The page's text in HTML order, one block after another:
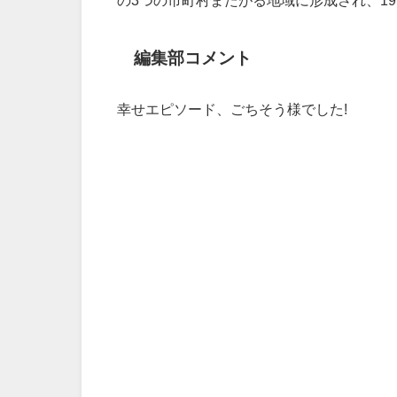
編集部コメント
幸せエピソード、ごちそう様でした!